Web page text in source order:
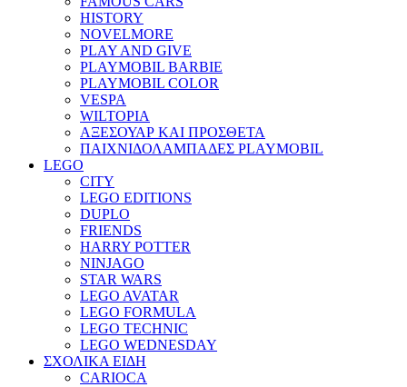
HISTORY
NOVELMORE
PLAY AND GIVE
PLAYMOBIL BARBIE
PLAYMOBIL COLOR
VESPA
WILTOPIA
ΑΞΕΣΟΥΑΡ ΚΑΙ ΠΡΟΣΘΕΤΑ
ΠΑΙΧΝΙΔΟΛΑΜΠΑΔΕΣ PLAYMOBIL
LEGO
CITY
LEGO EDITIONS
DUPLO
FRIENDS
HARRY POTTER
NINJAGO
STAR WARS
LEGO AVATAR
LEGO FORMULA
LEGO TECHNIC
LEGO WEDNESDAY
ΣΧΟΛΙΚΑ ΕΙΔΗ
CARIOCA